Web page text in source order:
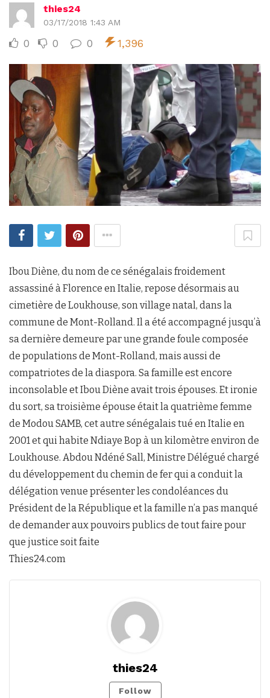
thies24
03/17/2018 1:43 AM
0 0 0 1,396
Ibou Diène, du nom de ce sénégalais froidement
assassiné à Florence en Italie, repose désormais au
cimetière de Loukhouse, son village natal, dans la
commune de Mont-Rolland. Il a été accompagné jusqu’à
sa dernière demeure par une grande foule composée
de populations de Mont-Rolland, mais aussi de
compatriotes de la diaspora. Sa famille est encore
inconsolable et Ibou Diène avait trois épouses. Et ironie
du sort, sa troisième épouse était la quatrième femme
de Modou SAMB, cet autre sénégalais tué en Italie en
2001 et qui habite Ndiaye Bop à un kilomètre environ de
Loukhouse. Abdou Ndéné Sall, Ministre Délégué chargé
du développement du chemin de fer qui a conduit la
délégation venue présenter les condoléances du
Président de la République et la famille n’a pas manqué
de demander aux pouvoirs publics de tout faire pour
que justice soit faite
Thies24.com
thies24
Follow